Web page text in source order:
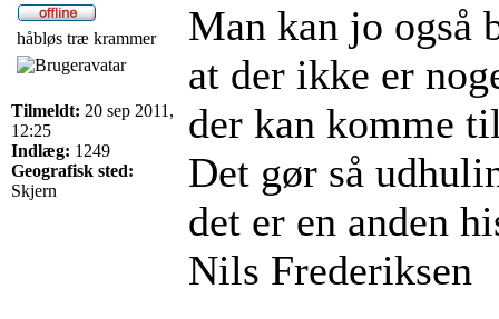
håbløs træ krammer
Tilmeldt: 20 sep 2011,
12:25
Indlæg: 1249
Geografisk sted:
Skjern
Man kan jo også
at der ikke er
der kan komme
Det gør så
det er en anden
Nils Frederiksen